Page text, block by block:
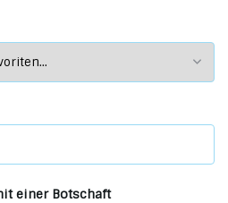
einer Botschaft